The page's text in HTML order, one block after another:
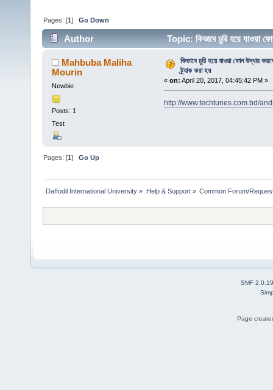
Pages: [1]Go Down
Author Topic: কিভাবে চুরি হয়ে যাওয়া
Mahbuba Maliha
Mourin
Newbie
Posts: 1
Test
কিভাবে চুরি হয়ে যাওয়া ফোন উদ্ধার
ট্র্যাক করা হয়
« on: April 20, 2017, 04:45:42 PM »
http://www.techtunes.com.bd/
Pages: [1]Go Up
Daffodil International University » Help & Support» Common Forum/
SMF 2.0.19
Page